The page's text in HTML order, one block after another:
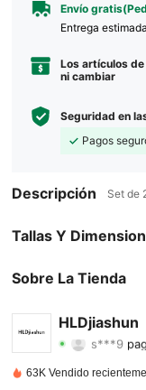
Envío
Entrega
Los artículos
ni cambiar
Seguridad en
Pagos
Descripción Set de
Tallas Y
Sobre La Tienda
HLDjiashun
4.84
4.84
s***9
a***a
63K Vendido